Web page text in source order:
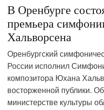
В Оренбурге
премьера
Хальворсена
Оренбургский
России исполнил
композитора Юхана
восторженной публики.
министерстве культуры